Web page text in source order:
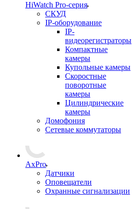
HiWatch Pro-серия
CКУД
IP-оборудование
IP-
видеорегистраторы
Компактные
камеры
Купольные камеры
Скоростные
поворотные
камеры
Цилиндрические
камеры
Домофония
Сетевые коммутаторы
AxPro
Датчики
Оповещатели
Охранные сигнализации